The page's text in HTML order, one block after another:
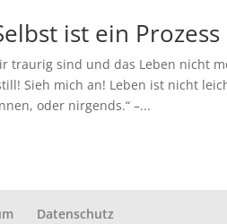
ist ein Prozess
traurig sind und das Leben nicht
Sieh mich an! Leben ist nicht
oder nirgends.“ –...
Datenschutz